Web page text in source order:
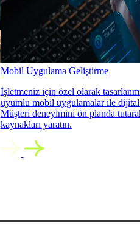
Mobil Uygulama Geliştirme
İşletmeniz için özel olarak
uyumlu mobil uygulamalar ile dijital
Müşteri deneyimini ön planda
kaynakları yaratın.